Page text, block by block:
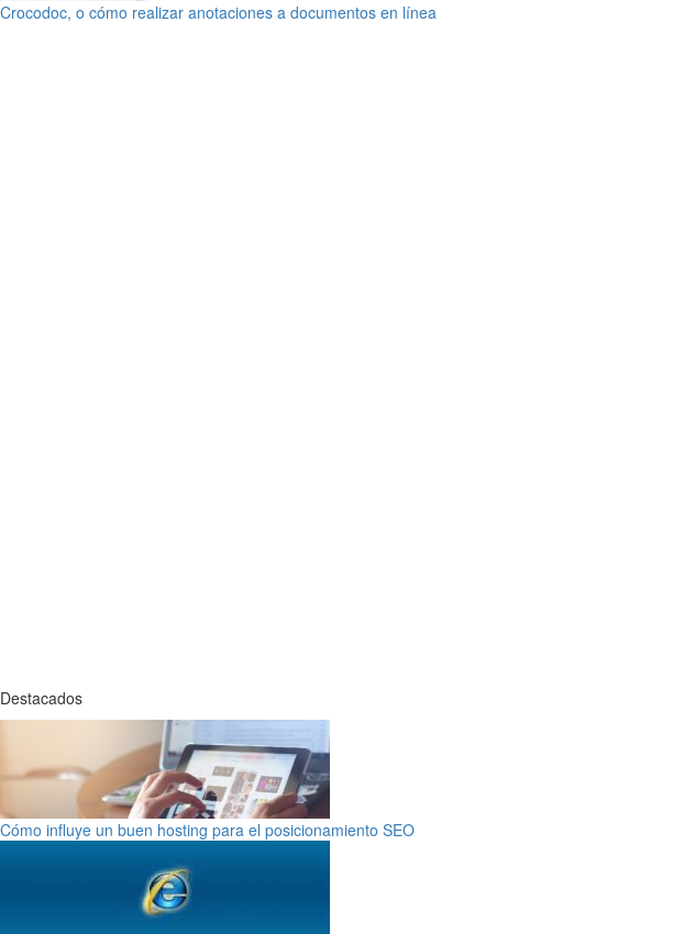
Crocodoc, o cómo realizar anotaciones a documentos en línea
Destacados
Cómo influye un buen hosting para el posicionamiento SEO